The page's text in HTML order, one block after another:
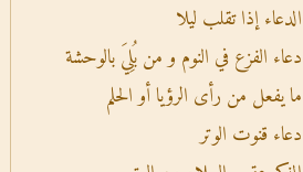
الدعاء إذا تقلب ليلا
دعاء الفزع في النوم و من بُلِيَ بالوحشة
ما يفعل من رأى الرؤيا أو الحلم
دعاء قنوت الوتر